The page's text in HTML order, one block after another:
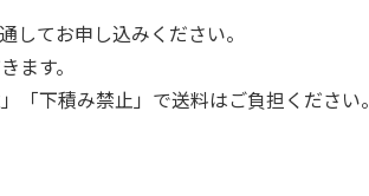
してお申し込みください。
ます。
下積み禁止」で送料はご負担ください。